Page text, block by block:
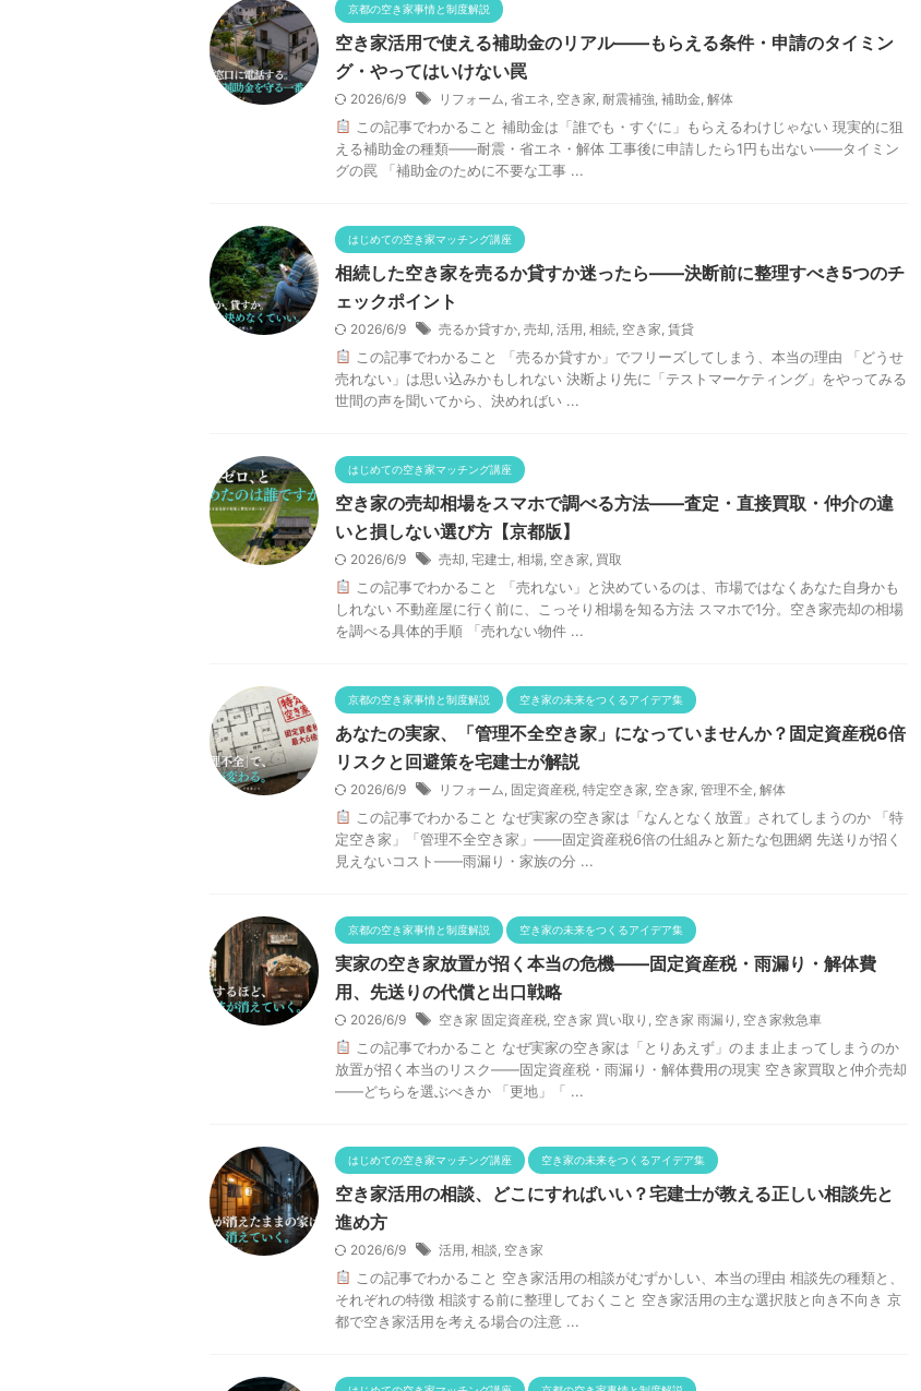
京都の空き家事情と制度解説
空き家活用で使える補助金のリアル——もらえる条件・申請のタイミン
グ・やってはいけない罠
2026/6/9 リフォーム 省エネ 空き家 耐震補強 補助金 解体
この記事でわかること 補助金は「誰でも・すぐに」もらえるわけじゃない 現実的に狙
える補助金の種類——耐震・省エネ・解体 工事後に申請したら1円も出ない——タイミン
グの罠 「補助金のために不要な工事 ...
はじめての空き家マッチング講座
相続した空き家を売るか貸すか迷ったら——決断前に整理すべき5つのチ
ェックポイント
2026/6/9 売るか貸すか 売却 活用 相続 空き家 賃貸
この記事でわかること 「売るか貸すか」でフリーズしてしまう、本当の理由 「どうせ
売れない」は思い込みかもしれない 決断より先に「テストマーケティング」をやってみる
世間の声を聞いてから、決めればい ...
はじめての空き家マッチング講座
空き家の売却相場をスマホで調べる方法——査定・直接買取・仲介の違
いと損しない選び方【京都版】
2026/6/9 売却 宅建士 相場 空き家 買取
この記事でわかること 「売れない」と決めているのは、市場ではなくあなた自身かも
しれない 不動産屋に行く前に、こっそり相場を知る方法 スマホで1分。空き家売却の相場
を調べる具体的手順 「売れない物件 ...
京都の空き家事情と制度解説 空き家の未来をつくるアイデア集
あなたの実家、「管理不全空き家」になっていませんか？固定資産税6倍
リスクと回避策を宅建士が解説
2026/6/9 リフォーム 固定資産税 特定空き家 空き家 管理不全 解体
この記事でわかること なぜ実家の空き家は「なんとなく放置」されてしまうのか 「特
定空き家」「管理不全空き家」——固定資産税6倍の仕組みと新たな包囲網 先送りが招く
見えないコスト——雨漏り・家族の分 ...
京都の空き家事情と制度解説 空き家の未来をつくるアイデア集
実家の空き家放置が招く本当の危機——固定資産税・雨漏り・解体費
用、先送りの代償と出口戦略
2026/6/9 空き家 固定資産税 空き家 買い取り 空き家 雨漏り 空き家救急車
この記事でわかること なぜ実家の空き家は「とりあえず」のまま止まってしまうのか
放置が招く本当のリスク——固定資産税・雨漏り・解体費用の現実 空き家買取と仲介売却
——どちらを選ぶべきか 「更地」「 ...
はじめての空き家マッチング講座 空き家の未来をつくるアイデア集
空き家活用の相談、どこにすればいい？宅建士が教える正しい相談先と
進め方
2026/6/9 活用 相談 空き家
この記事でわかること 空き家活用の相談がむずかしい、本当の理由 相談先の種類と、
それぞれの特徴 相談する前に整理しておくこと 空き家活用の主な選択肢と向き不向き 京
都で空き家活用を考える場合の注意 ...